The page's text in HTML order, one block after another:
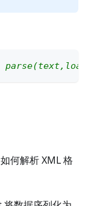
何解析 XML 格